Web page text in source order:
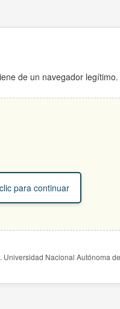
de un navegador legítimo.
para continuar
Nacional Autónoma